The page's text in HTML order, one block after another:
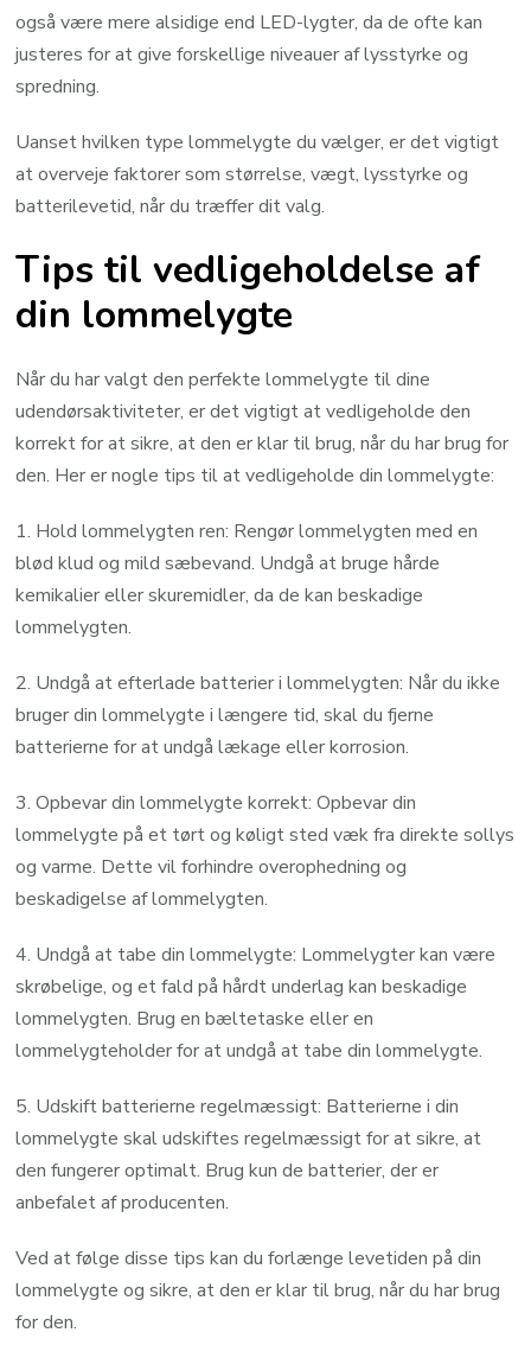
også være mere alsidige end LED-lygter, da de ofte kan
justeres for at give forskellige niveauer af lysstyrke og
spredning.
Uanset hvilken type lommelygte du vælger, er det vigtigt
at overveje faktorer som størrelse, vægt, lysstyrke og
batterilevetid, når du træffer dit valg.
Tips til vedligeholdelse af
din lommelygte
Når du har valgt den perfekte lommelygte til dine
udendørsaktiviteter, er det vigtigt at vedligeholde den
korrekt for at sikre, at den er klar til brug, når du har brug for
den. Her er nogle tips til at vedligeholde din lommelygte:
1. Hold lommelygten ren: Rengør lommelygten med en
blød klud og mild sæbevand. Undgå at bruge hårde
kemikalier eller skuremidler, da de kan beskadige
lommelygten.
2. Undgå at efterlade batterier i lommelygten: Når du ikke
bruger din lommelygte i længere tid, skal du fjerne
batterierne for at undgå lækage eller korrosion.
3. Opbevar din lommelygte korrekt: Opbevar din
lommelygte på et tørt og køligt sted væk fra direkte sollys
og varme. Dette vil forhindre overophedning og
beskadigelse af lommelygten.
4. Undgå at tabe din lommelygte: Lommelygter kan være
skrøbelige, og et fald på hårdt underlag kan beskadige
lommelygten. Brug en bæltetaske eller en
lommelygteholder for at undgå at tabe din lommelygte.
5. Udskift batterierne regelmæssigt: Batterierne i din
lommelygte skal udskiftes regelmæssigt for at sikre, at
den fungerer optimalt. Brug kun de batterier, der er
anbefalet af producenten.
Ved at følge disse tips kan du forlænge levetiden på din
lommelygte og sikre, at den er klar til brug, når du har brug
for den.